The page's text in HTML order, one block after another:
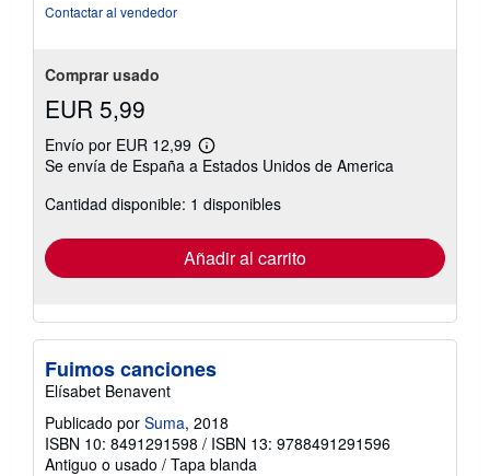
Contactar al vendedor
Comprar usado
EUR 5,99
Envío por EUR 12,99
Más
información
las
tarifas
envío
Se envía de España a Estados Unidos de America
Cantidad disponible: 1 disponibles
Añadir al carrito
Fuimos canciones
Elísabet Benavent
Publicado por Suma, 2018
ISBN 10: 8491291598 / ISBN 13: 9788491291596
Antiguo o usado / Tapa blanda